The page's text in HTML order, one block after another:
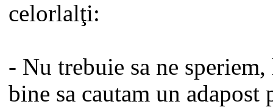
celorlalţi:
- Nu trebuie sa ne
bine sa cautam un adapost